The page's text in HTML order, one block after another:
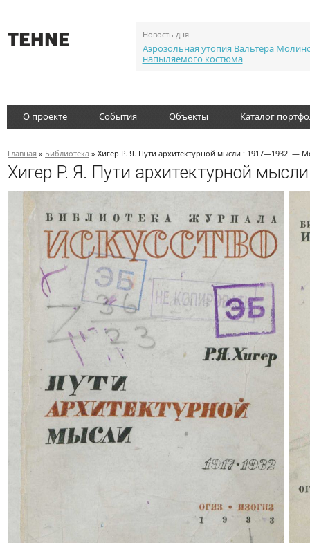
Новость дня
Аэрозольная утопия Вальтера
напыляемого костюма
О проекте События Объекты Каталог
Главная » Библиотека » Хигер Р. Я. Пути архитектурной мысли : 1917—1932. —
Хигер Р. Я. Пути архитектурной